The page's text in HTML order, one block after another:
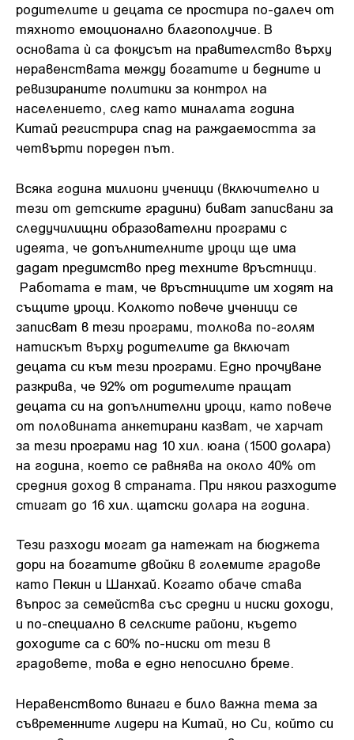
родителите и децата се простира по-далеч от
тяхното емоционално благополучие. В
основата ѝ са фокусът на правителство върху
неравенствата между богатите и бедните и
ревизираните политики за контрол на
населението, след като миналата година
Китай регистрира спад на раждаемостта за
четвърти пореден път.
Всяка година милиони ученици (включително и
тези от детските градини) биват записвани за
следучилищни образователни програми с
идеята, че допълнителните уроци ще има
дадат предимство пред техните връстници.
Работата е там, че връстниците им ходят на
същите уроци. Колкото повече ученици се
записват в тези програми, толкова по-голям
натискът върху родителите да включат
децата си към тези програми. Едно прочуване
разкрива, че 92% от родителите пращат
децата си на допълнителни уроци, като повече
от половината анкетирани казват, че харчат
за тези програми над 10 хил. юана (1500 долара)
на година, което се равнява на около 40% от
средния доход в страната. При някои разходите
стигат до 16 хил. щатски долара на година.
Тези разходи могат да натежат на бюджета
дори на богатите двойки в големите градове
като Пекин и Шанхай. Когато обаче става
въпрос за семейства със средни и ниски доходи,
и по-специално в селските райони, където
доходите са с 60% по-ниски от тези в
градовете, това е едно непосилно бреме.
Неравенството винаги е било важна тема за
съвременните лидери на Китай, но Си, който си